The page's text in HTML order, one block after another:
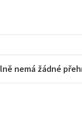
nemá žádné